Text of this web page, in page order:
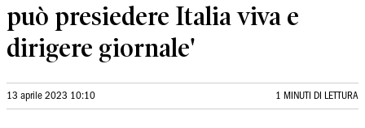
può presiedere Italia viva e
dirigere giornale'
13 aprile 2023 10:10 1 MINUTI DI LETTURA